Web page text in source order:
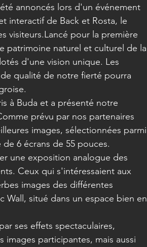
annoncés lors d'un événement
interactif de Back et Rosta, le
visiteurs.Lancé pour la première
patrimoine naturel et culturel de la
d'une vision unique. Les
qualité de notre fierté pourra
à Buda et a présenté notre
prévu par nos partenaires
images, sélectionnées parmi
6 écrans de 55 pouces.
une exposition analogue des
Ceux qui s'intéressaient aux
images des différentes
situé dans un espace bien en
ses effets spectaculaires,
participantes, mais aussi